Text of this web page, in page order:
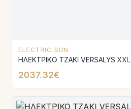
ELECTRIC SUN
ΗΛΕΚΤΡΙΚΟ ΤΖΑΚΙ VERSALYS XXL
2037.32€